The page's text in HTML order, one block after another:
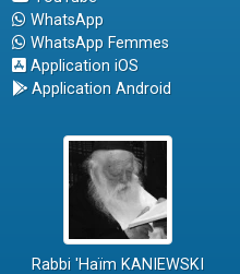
WhatsApp
WhatsApp Femmes
Application iOS
Application Android
Rabbi 'Haïm KANIEWSKI